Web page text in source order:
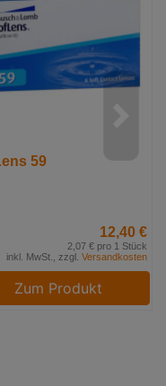
59
12,40 €
2,07 € pro 1 Stück
inkl. MwSt., zzgl. Versandkosten
Zum Produkt